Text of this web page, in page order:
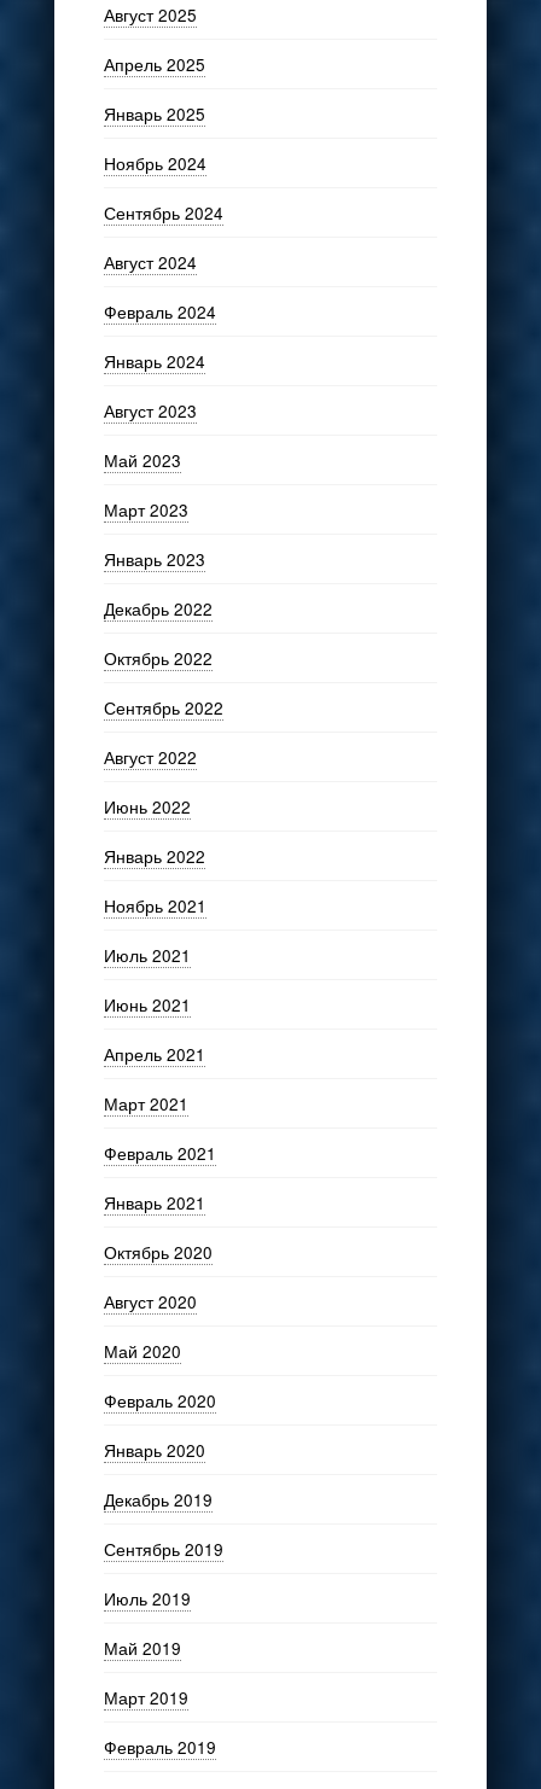
Август 2025
Апрель 2025
Январь 2025
Ноябрь 2024
Сентябрь 2024
Август 2024
Февраль 2024
Январь 2024
Август 2023
Май 2023
Март 2023
Январь 2023
Декабрь 2022
Октябрь 2022
Сентябрь 2022
Август 2022
Июнь 2022
Январь 2022
Ноябрь 2021
Июль 2021
Июнь 2021
Апрель 2021
Март 2021
Февраль 2021
Январь 2021
Октябрь 2020
Август 2020
Май 2020
Февраль 2020
Январь 2020
Декабрь 2019
Сентябрь 2019
Июль 2019
Май 2019
Март 2019
Февраль 2019